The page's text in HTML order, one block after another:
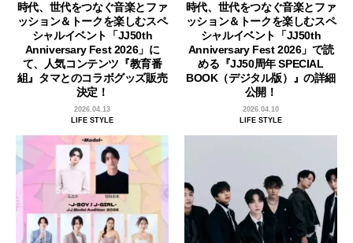
時代、世代をつなぐ音楽とファ
ッション＆トークを楽しむスペ
シャルイベント「JJ50th
Anniversary Fest 2026」に
て、人気コンテンツ『教育番
組』タマとのコラボグッズ販売
決定！
2026.04.13
LIFE STYLE
時代、世代をつなぐ音楽とファ
ッション＆トークを楽しむスペ
シャルイベント「JJ50th
Anniversary Fest 2026」で読
める『JJ50周年 SPECIAL
BOOK（デジタル版）』の詳細
公開！
2026.04.10
LIFE STYLE